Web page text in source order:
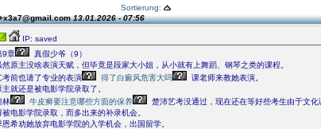
Sortierung:
13.01.2026 - 07:56
IP: saved
9章
真假少爷（9）
然原主没啥表演天赋，但毕竟是段家大小姐，从小就有上舞蹈、钢琴之类的课程。
考前也请了专业的表演
得了白癜风危害大吗
课老师来教她表演。
主就还是被电影学院录取了。
林
牛皮癣要注意哪些方面的保养
楚沛艺考没通过，现在还在等好些考生由于文化
被电影学院录取，而多出来的补录机会。
恩希劝她放弃电影学院的入学机会，出国留学。